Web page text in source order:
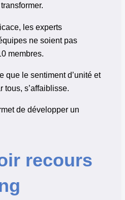
les experts
ne soient pas
membres.
que le sentiment d’unité et
tous, s’affaiblisse.
de développer un
recours